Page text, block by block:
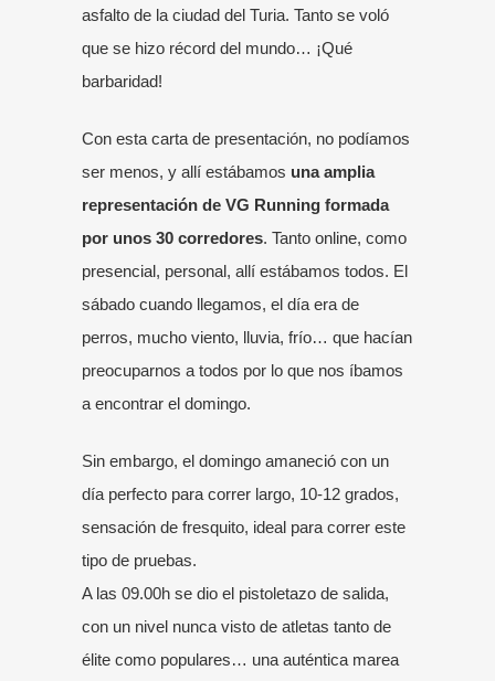
asfalto de la ciudad del Turia. Tanto se voló
que se hizo récord del mundo… ¡Qué
barbaridad!
Con esta carta de presentación, no podíamos
ser menos, y allí estábamos una amplia
representación de VG Running formada
por unos 30 corredores. Tanto online, como
presencial, personal, allí estábamos todos. El
sábado cuando llegamos, el día era de
perros, mucho viento, lluvia, frío… que hacían
preocuparnos a todos por lo que nos íbamos
a encontrar el domingo.
Sin embargo, el domingo amaneció con un
día perfecto para correr largo, 10-12 grados,
sensación de fresquito, ideal para correr este
tipo de pruebas.
A las 09.00h se dio el pistoletazo de salida,
con un nivel nunca visto de atletas tanto de
élite como populares… una auténtica marea